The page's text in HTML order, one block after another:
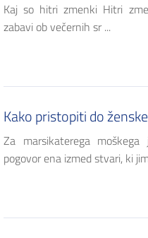
Kaj so hitri zmenki Hitri
zabavi ob večernih sr ...
Kako pristopiti do
Za marsikaterega
pogovor ena izmed stvari, ki